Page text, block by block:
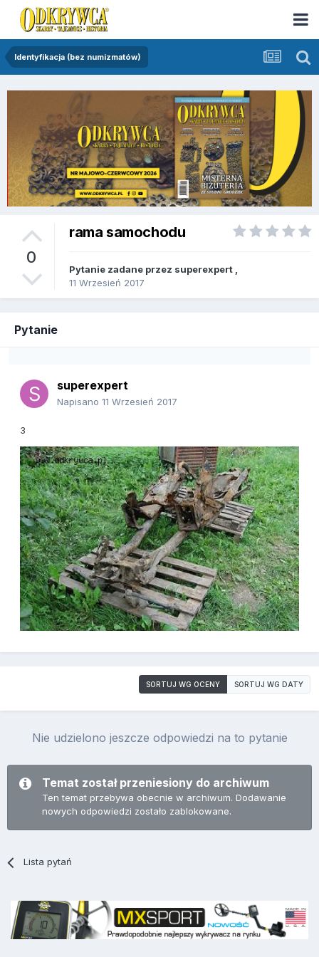
Identyfikacja (bez numizmatów)
0
rama samochodu
Pytanie zadane przez superexpert
11 Wrzesień 2017
Pytanie
superexpert
Napisano 11 Wrzesień 2017
3
SORTUJ WG OCENY SORTUJ WG DATY
Nie udzielono jeszcze odpowiedzi na to pytanie
Temat został przeniesiony do archiwum
Ten temat przebywa obecnie w archiwum. Dodawanie
nowych odpowiedzi zostało zablokowane.
Lista pytań